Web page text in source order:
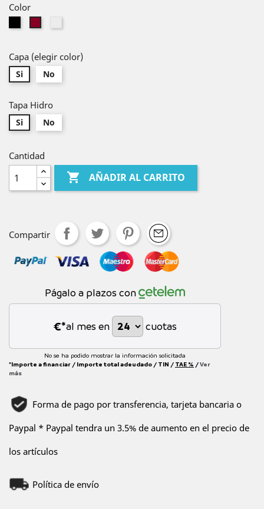
Color
Capa (elegir color)
Si No
Tapa Hidro
Si No
Cantidad
 AÑADIR AL CARRITO
Compartir
Págalo a plazos con
€*al mes en cuotas
No se ha podido mostrar la información solicitada
*Importe a financiar / Importe total adeudado / TIN / TAE % /Ver
más
Forma de pago por transferencia, tarjeta bancaria o
Paypal * Paypal tendra un 3.5% de aumento en el precio de
los artículos
Política de envío